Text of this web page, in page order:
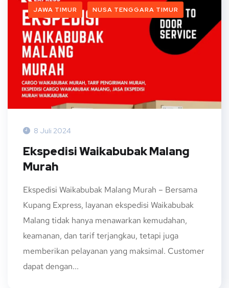
JAWA TIMUR NUSA TENGGARA TIMUR
8 Juli 2024
Ekspedisi Waikabubak Malang
Murah
Ekspedisi Waikabubak Malang Murah – Bersama
Kupang Express, layanan ekspedisi Waikabubak
Malang tidak hanya menawarkan kemudahan,
keamanan, dan tarif terjangkau, tetapi juga
memberikan pelayanan yang maksimal. Customer
dapat dengan...